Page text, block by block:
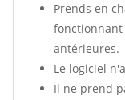
Prends en
fonctionnant
antérieures.
Le logiciel
Il ne prend